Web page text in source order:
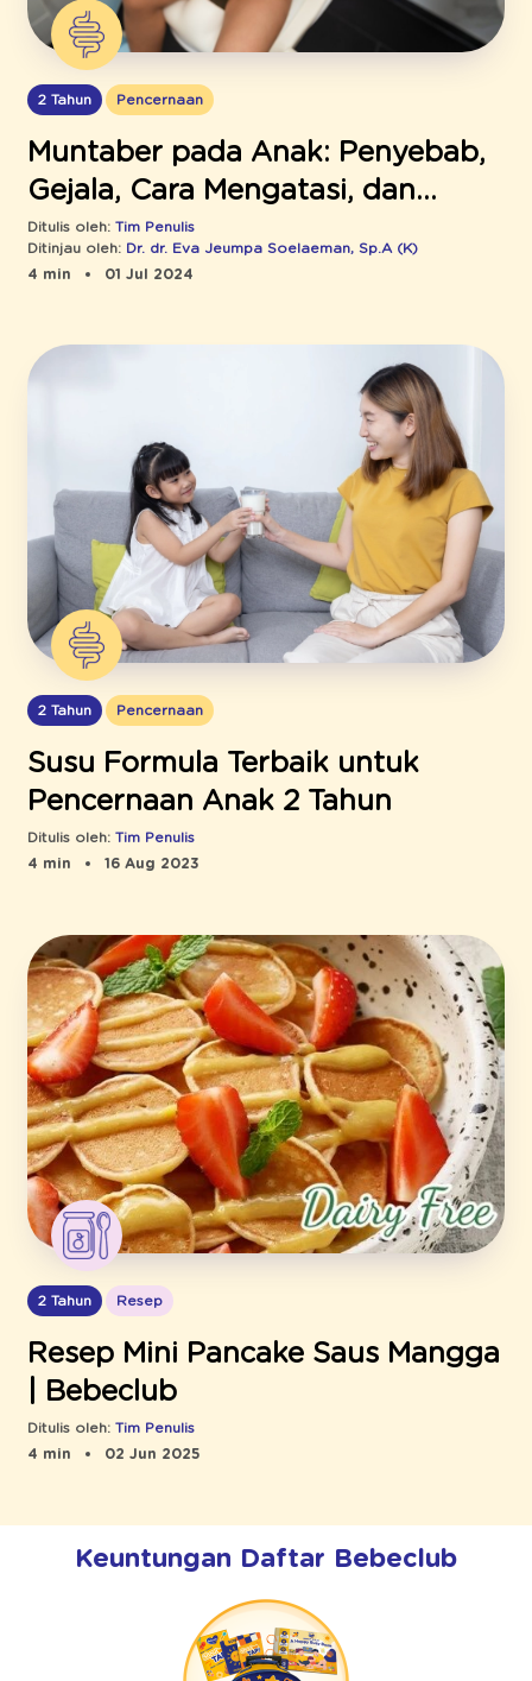
2 Tahun Pencernaan
Muntaber pada Anak: Penyebab,
Gejala, Cara Mengatasi, dan
Tanda Sembuh
Ditulis oleh: Tim Penulis
Ditinjau oleh: Dr. dr. Eva Jeumpa Soelaeman, Sp.A (K)
4 min
01 Jul 2024
2 Tahun Pencernaan
Susu Formula Terbaik untuk
Pencernaan Anak 2 Tahun
Ditulis oleh: Tim Penulis
4 min
16 Aug 2023
2 Tahun Resep
Resep Mini Pancake Saus Mangga
| Bebeclub
Ditulis oleh: Tim Penulis
4 min
02 Jun 2025
Keuntungan Daftar Bebeclub